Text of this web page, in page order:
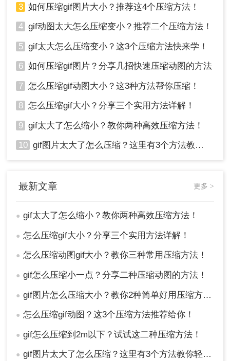
3 如何压缩gif图片大小？推荐这4个压缩方法！
4 gif动图太大怎么压缩变小？推荐二个压缩方法！
5 gif太大怎么压缩变小？这3个压缩方法快来学！
6 如何压缩gif图片？分享几招快速压缩动图的方法
7 怎么压缩gif动图大小？这3种方法帮你压缩！
8 怎么压缩gif大小？分享三个实用方法详解！
9 gif太大了怎么缩小？教你两种高效压缩方法！
10 gif图片太大了怎么压缩？这里有3个方法教你轻松压缩！
最新文章 更多 >
● gif太大了怎么缩小？教你两种高效压缩方法！
● 怎么压缩gif大小？分享三个实用方法详解！
● 怎么压缩动图gif大小？教你三种常用压缩方法！
● gif怎么压缩小一点？分享二种压缩动图的方法！
● gif图片怎么压缩大小？教你2种简单好用压缩方法！
● 怎么压缩gif动图？这3个压缩方法推荐给你！
● gif怎么压缩到2m以下？试试这二种压缩方法！
● gif图片太大了怎么压缩？这里有3个方法教你轻松压缩！